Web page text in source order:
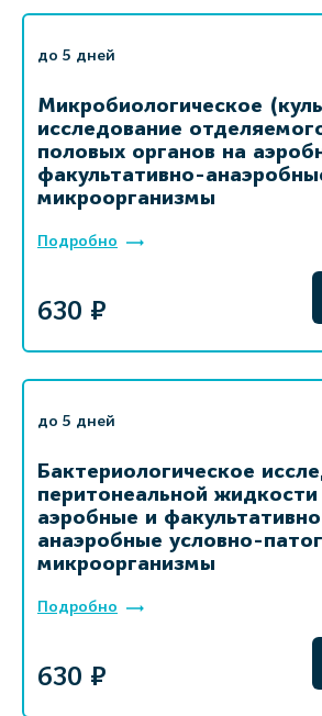
до 5 дней
Микробиологическое
исследование
половых органов на
факультативно-
микроорганизмы
Подробно
630 ₽
до 5 дней
Бактериологическое
перитонеальной жидкости
аэробные и
анаэробные условно-
микроорганизмы
Подробно
630 ₽